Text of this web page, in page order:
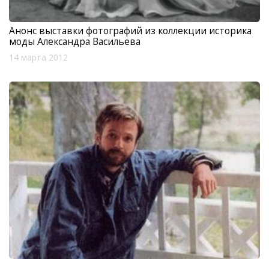
Анонс выставки фотографий из коллекции историка
моды Александра Васильева
14 марта 2012